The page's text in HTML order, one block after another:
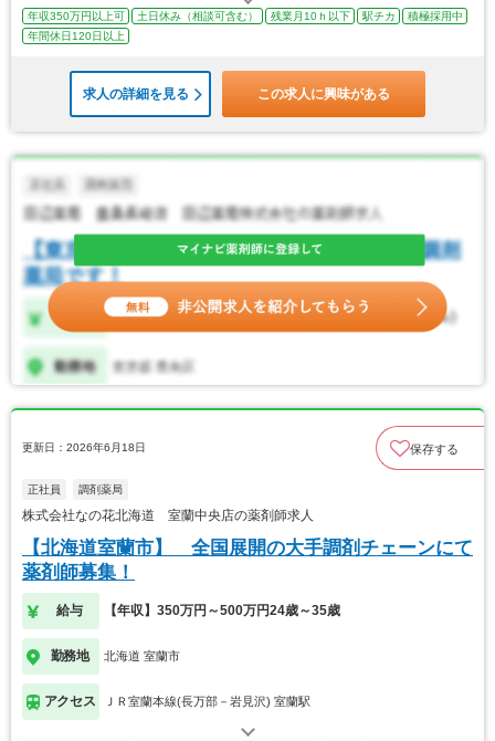
年収350万円以上可 土日休み（相談可含む） 残業月10ｈ以下 駅チカ
積極採用中
年間休日120日以上
求人の詳細を見る この求人に興味がある
更新日：2026年6月18日 保存する
正社員 調剤薬局
株式会社なの花北海道 室蘭中央店の薬剤師求人
【北海道室蘭市】 全国展開の大手調剤チェーンにて
薬剤師募集！
給与 【年収】350万円～500万円24歳～35歳
勤務地 北海道 室蘭市
アクセス ＪＲ室蘭本線(長万部－岩見沢) 室蘭駅